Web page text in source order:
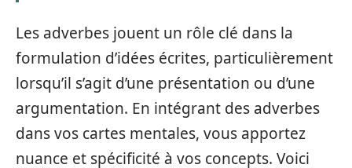
Les adverbes jouent un rôle clé dans la
formulation d’idées écrites, particulièrement
lorsqu’il s’agit d’une présentation ou d’une
argumentation. En intégrant des adverbes
dans vos cartes mentales, vous apportez
nuance et spécificité à vos concepts. Voici